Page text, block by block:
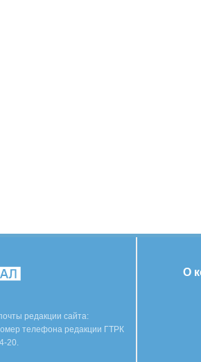
редакции сайта:
телефона редакции ГТРК
20.
О